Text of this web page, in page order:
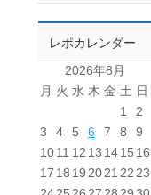
レポカレンダー
2026年8月
月 火 水 木 金 土 日
1
2
3
4 5 6 7 8
9
1011 12 13 1415 16
17 18 19 2021 22 23